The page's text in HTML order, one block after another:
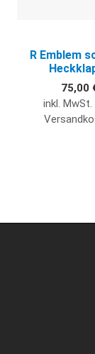
R Emblem
75,00
inkl. MwSt.